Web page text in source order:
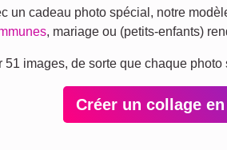
un cadeau photo spécial, notre
, mariage ou (petits-enfants)
images, de sorte que chaque
Créer un collage